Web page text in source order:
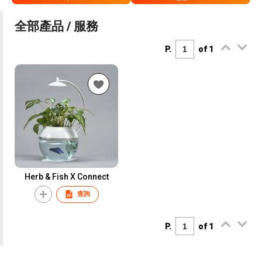
全部產品 / 服務
P. of 1
Herb & Fish X Connect
查詢
P. of 1